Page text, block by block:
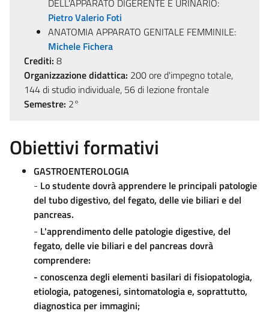
DELL'APPARATO DIGERENTE E URINARIO:
Pietro Valerio Foti
ANATOMIA APPARATO GENITALE FEMMINILE:
Michele Fichera
Crediti: 8
Organizzazione didattica: 200 ore d'impegno totale,
144 di studio individuale, 56 di lezione frontale
Semestre: 2°
Obiettivi formativi
GASTROENTEROLOGIA
- Lo studente dovrà apprendere le principali patologie
del tubo digestivo, del fegato, delle vie biliari e del
pancreas.
- L'apprendimento delle patologie digestive, del
fegato, delle vie biliari e del pancreas dovrà
comprendere:
- conoscenza degli elementi basilari di fisiopatologia,
etiologia, patogenesi, sintomatologia e, soprattutto,
diagnostica per immagini;